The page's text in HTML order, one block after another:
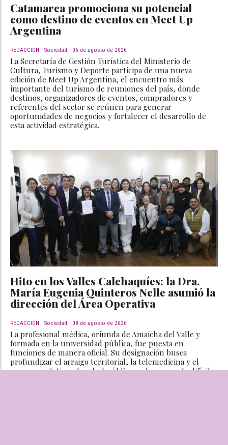
Catamarca promociona su potencial
como destino de eventos en Meet Up
Argentina
REDACCIÓN Sociedad 06 de agosto de 2026
La Secretaría de Gestión Turística del Ministerio de
Cultura, Turismo y Deporte participa de una nueva
edición de Meet Up Argentina, el encuentro más
importante del turismo de reuniones del país, donde
destinos, organizadores de eventos, compradores y
referentes del sector se reúnen para generar
oportunidades de negocios y fortalecer el desarrollo de
esta actividad estratégica.
Hito en los Valles Calchaquíes: la Dra.
María Eugenia Quinteros Nelle asumió la
dirección del Área Operativa
REDACCIÓN Sociedad 08 de agosto de 2026
La profesional médica, oriunda de Amaicha del Valle y
formada en la universidad pública, fue puesta en
funciones de manera oficial. Su designación busca
profundizar el arraigo territorial, la telemedicina y el
acceso equitativo a la salud pública en las zonas de difícil